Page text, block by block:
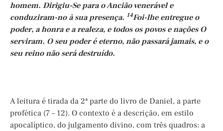
homem. Dirigiu-Se para o Ancião venerável e
conduziram-no à sua presença. 14Foi-lhe entregue o
poder, a honra e a realeza, e todos os povos e nações O
serviram. O seu poder é eterno, não passará jamais, e o
seu reino não será destruído.
A leitura é tirada da 2ª parte do livro de Daniel, a parte
profética (7 – 12). O contexto é a descrição, em estilo
apocalíptico, do julgamento divino, com três quadros: a